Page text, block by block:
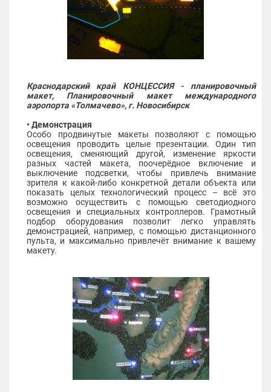
Краснодарский край КОНЦЕССИЯ - планировочный
макет, Планировочный макет международного
аэропорта «Толмачево», г. Новосибирск
• Демонстрация
Особо продвинутые макеты позволяют с помощью
освещения проводить целые презентации. Один тип
освещения, сменяющий другой, изменение яркости
разных частей макета, поочерёдное включение и
выключение подсветки, чтобы привлечь внимание
зрителя к какой-либо конкретной детали объекта или
показать целых технологический процесс – всё это
возможно осуществить с помощью светодиодного
освещения и специальных контроллеров. Грамотный
подбор оборудования позволит легко управлять
демонстрацией, например, с помощью дистанционного
пульта, и максимально привлечёт внимание к вашему
макету.